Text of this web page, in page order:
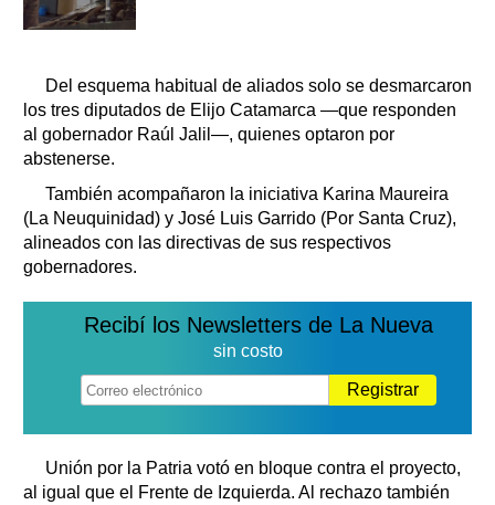
Del esquema habitual de aliados solo se desmarcaron
los tres diputados de Elijo Catamarca —que responden
al gobernador Raúl Jalil—, quienes optaron por
abstenerse.
También acompañaron la iniciativa Karina Maureira
(La Neuquinidad) y José Luis Garrido (Por Santa Cruz),
alineados con las directivas de sus respectivos
gobernadores.
Recibí los Newsletters de La Nueva
sin costo
Registrar
Unión por la Patria votó en bloque contra el proyecto,
al igual que el Frente de Izquierda. Al rechazo también